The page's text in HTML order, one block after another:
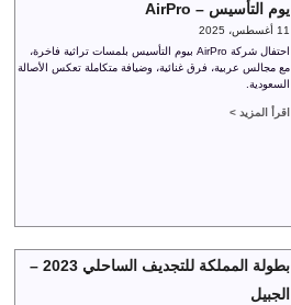
يوم التأسيس – AirPro
11 أغسطس، 2025
احتفال شركة AirPro بيوم التأسيس بلمسات تراثية فاخرة،
مع مجالس عربية، فرق غنائية، وضيافة متكاملة تعكس الأصالة
السعودية.
اقرأ المزيد >
بطولة المملكة للتجديف الساحلي 2023 –
الجبيل